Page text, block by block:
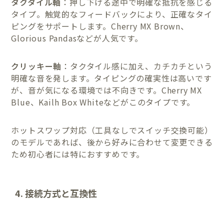
タイプ。触覚的なフィードバックにより、正確なタイ
ピングをサポートします。Cherry MX Brown、
Glorious Pandasなどが人気です。
クリッキー軸 ：タクタイル感に加え、カチカチという
明確な音を発します。タイピングの確実性は高いです
が、音が気になる環境では不向きです。Cherry MX
Blue、Kailh Box Whiteなどがこのタイプです。
ホットスワップ対応（工具なしでスイッチ交換可能）
のモデルであれば、後から好みに合わせて変更できる
ため初心者には特におすすめです。
4. 接続方式と互換性